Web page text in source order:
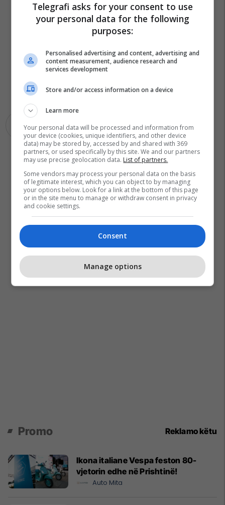
Dhëndri Nusja
Promo Reklamo këtu
Ikona italiane Vespa feston 80-
vjetorin edhe në Prishtinë!
Auto Mita
Telegrafi asks for your consent to use
your personal data for the following
purposes:
Personalised advertising and content, advertising and
content measurement, audience research and
services development
Store and/or access information on a device
Learn more
Your personal data will be processed and information from
your device (cookies, unique identifiers, and other device
data) may be stored by, accessed by and shared with 369
partners, or used specifically by this site. We and our partners
may use precise geolocation data. List of partners.
Some vendors may process your personal data on the basis
of legitimate interest, which you can object to by managing
your options below. Look for a link at the bottom of this page
or in the site menu to manage or withdraw consent in privacy
and cookie settings.
Consent
Manage options